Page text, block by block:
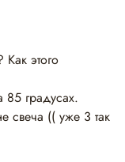
этого
градусах.
свеча (( уже 3 так